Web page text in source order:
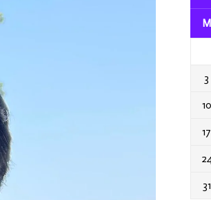
M
3
10
17
31